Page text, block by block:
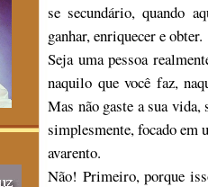
se secundário, quando
ganhar, enriquecer e obter.
Seja uma pessoa
naquilo que você faz,
Mas não gaste a sua vida,
simplesmente, focado em
avarento.
Não! Primeiro, porque